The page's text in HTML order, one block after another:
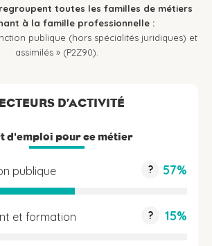
toutes les familles de métiers
à la famille professionnelle :
publique (hors spécialités juridiques) et
assimilés » (P2Z90).
D’ACTIVITÉ
d'emploi pour ce métier
publique ? 57%
et formation ? 15%